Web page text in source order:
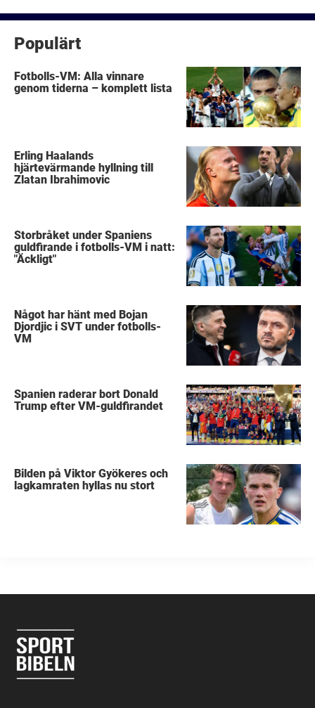
Populärt
Fotbolls-VM: Alla vinnare
genom tiderna – komplett lista
Erling Haalands
hjärtevärmande hyllning till
Zlatan Ibrahimovic
Storbråket under Spaniens
guldfirande i fotbolls-VM i natt:
"Äckligt"
Något har hänt med Bojan
Djordjic i SVT under fotbolls-
VM
Spanien raderar bort Donald
Trump efter VM-guldfirandet
Bilden på Viktor Gyökeres och
lagkamraten hyllas nu stort